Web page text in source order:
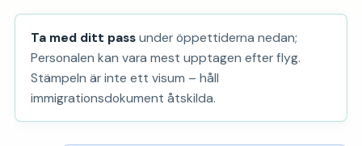
Ta med ditt passunder öppettiderna nedan;
Personalen kan vara mest upptagen efter flyg.
Stämpeln är inte ett visum – håll
immigrationsdokument åtskilda.